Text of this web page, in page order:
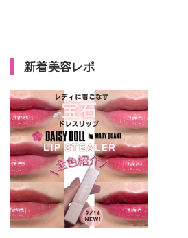
ブルベ夏 #コスメ紹介 #コスメ購入
ながりたい
新着美容レポ